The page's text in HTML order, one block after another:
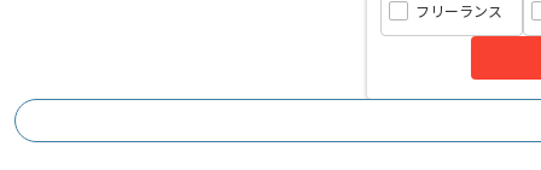
フリーランス